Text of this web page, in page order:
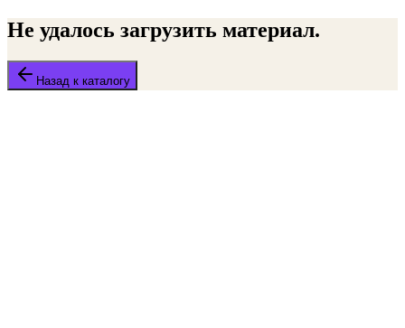
Не удалось загрузить материал.
Назад к каталогу